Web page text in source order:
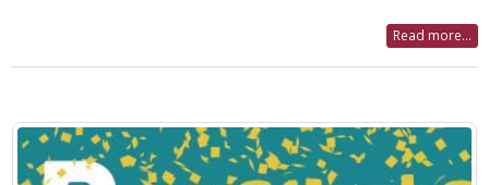
Read more...